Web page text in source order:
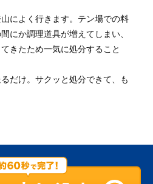
によく行きます。テン場での料
にか調理道具が増えてしまい、
きたため一気に処分すること
だけ。サクッと処分できて、も